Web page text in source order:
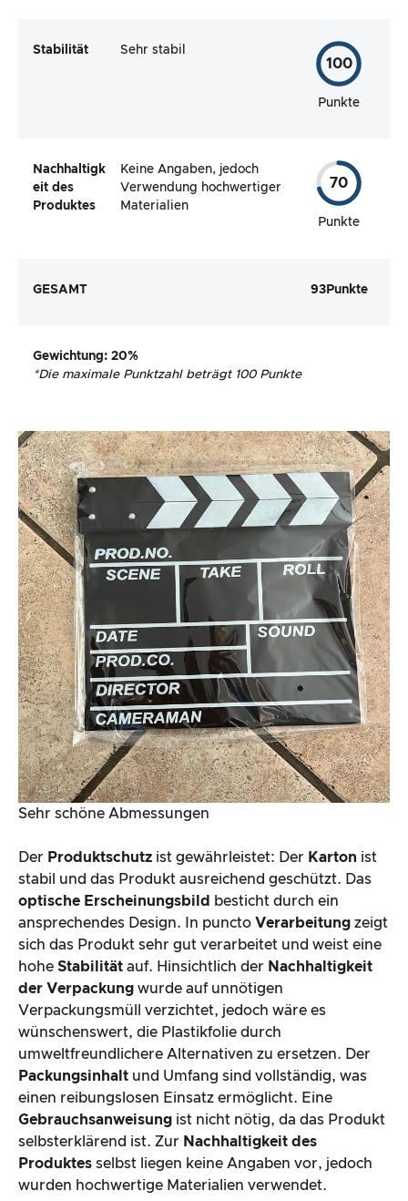
Stabilität Sehr stabil
100
Punkte
Nachhaltigk
eit des
Produktes
Keine Angaben, jedoch
Verwendung hochwertiger
Materialien
70
Punkte
GESAMT 93Punkte
Gewichtung: 20%
*Die maximale Punktzahl beträgt 100 Punkte
Sehr schöne Abmessungen
Der Produktschutz ist gewährleistet: Der Karton ist
stabil und das Produkt ausreichend geschützt. Das
optische Erscheinungsbild besticht durch ein
ansprechendes Design. In puncto Verarbeitung zeigt
sich das Produkt sehr gut verarbeitet und weist eine
hohe Stabilität auf. Hinsichtlich der Nachhaltigkeit
der Verpackung wurde auf unnötigen
Verpackungsmüll verzichtet, jedoch wäre es
wünschenswert, die Plastikfolie durch
umweltfreundlichere Alternativen zu ersetzen. Der
Packungsinhalt und Umfang sind vollständig, was
einen reibungslosen Einsatz ermöglicht. Eine
Gebrauchsanweisung ist nicht nötig, da das Produkt
selbsterklärend ist. Zur Nachhaltigkeit des
Produktes selbst liegen keine Angaben vor, jedoch
wurden hochwertige Materialien verwendet.